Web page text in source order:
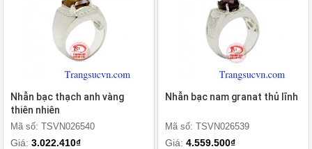
Nhẫn bạc thạch anh vàng
thiên nhiên
Mã số: TSVN026540
Giá: 3.022.410₫
Nhẫn bạc nam granat thủ lĩnh
Mã số: TSVN026539
Giá: 4.559.500₫